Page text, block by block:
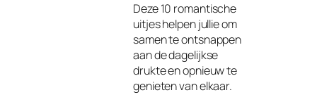
Deze 10 romantische
uitjes helpen jullie om
samen te ontsnappen
aan de dagelijkse
drukte en opnieuw te
genieten van elkaar.